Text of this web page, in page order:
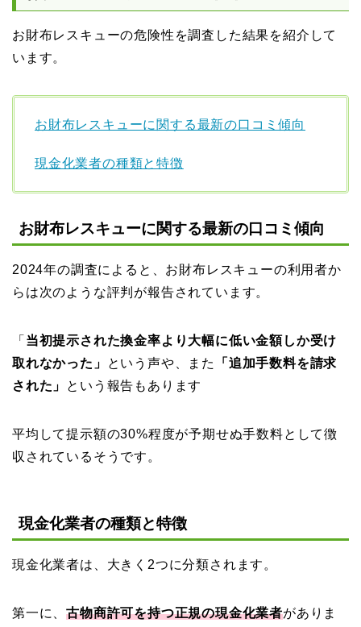
お財布レスキューの危険性を調査した結果を紹介して
います。
お財布レスキューに関する最新の口コミ傾向
現金化業者の種類と特徴
お財布レスキューに関する最新の口コミ傾向
2024年の調査によると、お財布レスキューの利用者か
らは次のような評判が報告されています。
「 当初提示された換金率より大幅に低い金額しか受け
取れなかった」
という声や、また
「追加手数料を請求
された」
という報告もあります
平均して提示額の30%程度が予期せぬ手数料として徴
収されているそうです。
現金化業者の種類と特徴
現金化業者は、大きく2つに分類されます。
第一に、古物商許可を持つ正規の現金化業者がありま